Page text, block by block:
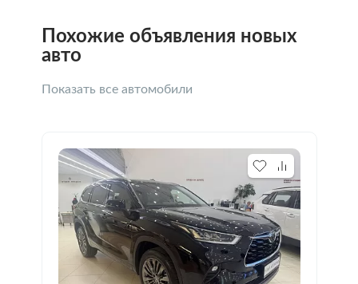
Похожие объявления новых
авто
Показать все автомобили